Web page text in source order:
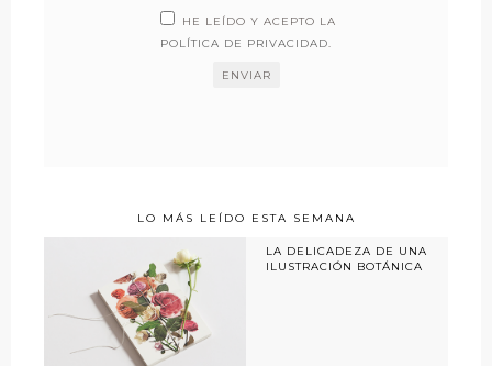
HE LEÍDO Y ACEPTO LA
POLÍTICA DE PRIVACIDAD.
LO MÁS LEÍDO ESTA SEMANA
LA DELICADEZA DE UNA
ILUSTRACIÓN BOTÁNICA